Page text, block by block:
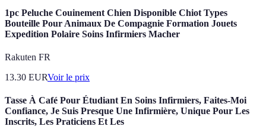
1pc Peluche Couinement Chien Disponible Chiot Types
Bouteille Pour Animaux De Compagnie Formation Jouets
Expedition Polaire Soins Infirmiers Macher
Rakuten FR
13.30 EURVoir le prix
Tasse À Café Pour Étudiant En Soins Infirmiers, Faites-Moi
Confiance, Je Suis Presque Une Infirmière, Unique Pour Les
Inscrits, Les Praticiens Et Les